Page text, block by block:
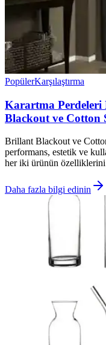
PopülerKarşılaştırma
Karartma Perdeleri
Blackout ve Cotton
Brillant Blackout ve
performans, estetik ve
her iki ürünün özelliklerini
Daha fazla bilgi edinin